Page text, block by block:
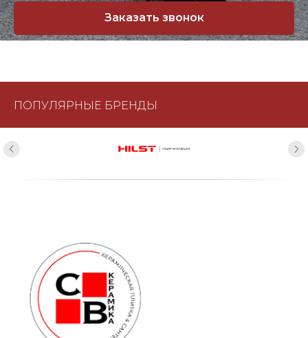
Заказать звонок
ПОПУЛЯРНЫЕ БРЕНДЫ